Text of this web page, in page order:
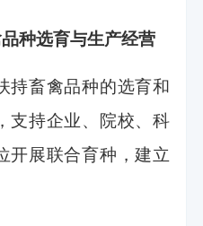
种选育与生产经营
畜禽品种的选育和
支持企业、院校、科
开展联合育种，建立